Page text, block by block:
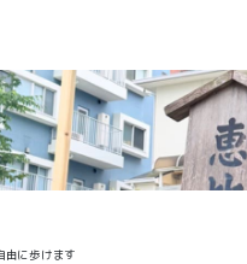
由に歩けます